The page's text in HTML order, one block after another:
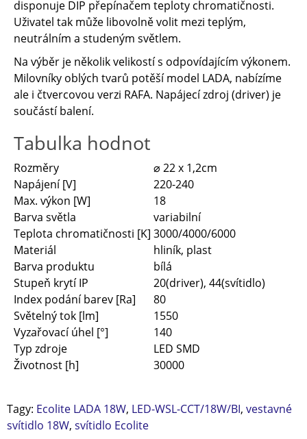
disponuje DIP přepínačem teploty chromatičnosti.
Uživatel tak může libovolně volit mezi teplým,
neutrálním a studeným světlem.
Na výběr je několik velikostí s odpovídajícím výkonem.
Milovníky oblých tvarů potěší model LADA, nabízíme
ale i čtvercovou verzi RAFA. Napájecí zdroj (driver) je
součástí balení.
Tabulka hodnot
Rozměry
⌀ 22 x 1,2cm
Napájení [V]
220-240
Max. výkon [W]
18
Barva světla
variabilní
Teplota chromatičnosti [K] 3000/4000/6000
Materiál
hliník, plast
Barva produktu
bílá
Stupeň krytí IP
20(driver), 44(svítidlo)
Index podání barev [Ra]
80
Světelný tok [lm]
1550
Vyzařovací úhel [°]
140
Typ zdroje
LED SMD
Životnost [h]
30000
Tagy: Ecolite LADA 18W, LED-WSL-CCT/18W/BI, vestavné
svítidlo 18W, svítidlo Ecolite